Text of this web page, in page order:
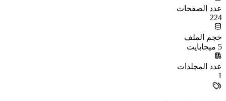
عدد الصفحات
224
حجم الملف
5 ميجابايت
عدد المجلدات
1